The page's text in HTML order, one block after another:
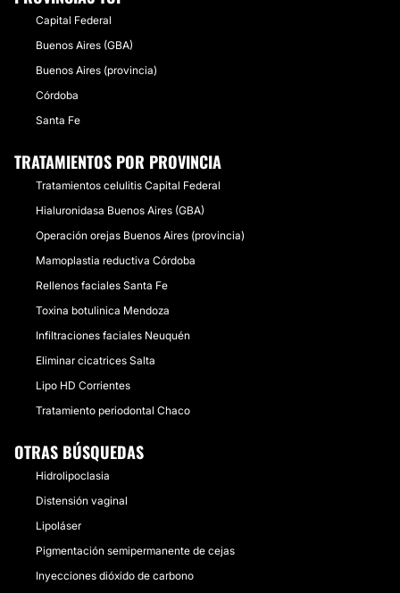
Capital Federal
Buenos Aires (GBA)
Buenos Aires (provincia)
Córdoba
Santa Fe
TRATAMIENTOS POR PROVINCIA
Tratamientos celulitis Capital Federal
Hialuronidasa Buenos Aires (GBA)
Operación orejas Buenos Aires (provincia)
Mamoplastia reductiva Córdoba
Rellenos faciales Santa Fe
Toxina botulinica Mendoza
Infiltraciones faciales Neuquén
Eliminar cicatrices Salta
Lipo HD Corrientes
Tratamiento periodontal Chaco
OTRAS BÚSQUEDAS
Hidrolipoclasia
Distensión vaginal
Lipoláser
Pigmentación semipermanente de cejas
Inyecciones dióxido de carbono